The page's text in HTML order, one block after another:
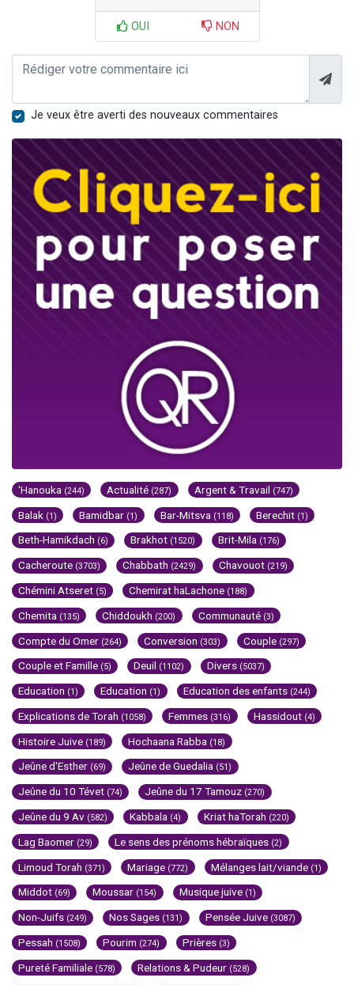
OUI NON
Je veux être averti des nouveaux commentaires
'Hanouka (244) Actualité (287) Argent & Travail (747)
Balak (1) Bamidbar (1) Bar-Mitsva (118) Berechit (1)
Beth-Hamikdach (6) Brakhot (1520) Brit-Mila (176)
Cacheroute (3703) Chabbath (2429) Chavouot (219)
Chémini Atseret (5) Chemirat haLachone (188)
Chemita (135) Chiddoukh (200) Communauté (3)
Compte du Omer (264) Conversion (303) Couple (297)
Couple et Famille (5) Deuil (1102) Divers (5037)
Education (1) Education (1) Education des enfants (244)
Explications de Torah (1058) Femmes (316) Hassidout (4)
Histoire Juive (189) Hochaana Rabba (18)
Jeûne d'Esther (69) Jeûne de Guedalia (51)
Jeûne du 10 Tévet (74) Jeûne du 17 Tamouz (270)
Jeûne du 9 Av (582) Kabbala (4) Kriat haTorah (220)
Lag Baomer (29) Le sens des prénoms hébraïques (2)
Limoud Torah (371) Mariage (772) Mélanges lait/viande (1)
Middot (69) Moussar (154) Musique juive (1)
Non-Juifs (249) Nos Sages (131) Pensée Juive (3087)
Pessah (1508) Pourim (274) Prières (3)
Pureté Familiale (578) Relations & Pudeur (528)